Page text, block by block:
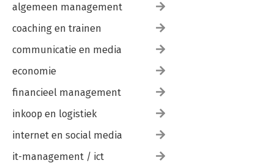
algemeen management
coaching en trainen
communicatie en media
economie
financieel management
inkoop en logistiek
internet en social media
it-management / ict